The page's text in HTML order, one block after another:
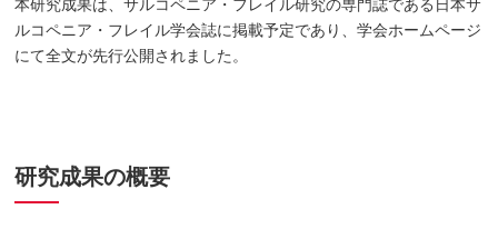
本研究成果は、サルコペニア・フレイル研究の専門誌である日本サ
ルコペニア・フレイル学会誌に掲載予定であり、学会ホームページ
にて全文が先行公開されました。
研究成果の概要